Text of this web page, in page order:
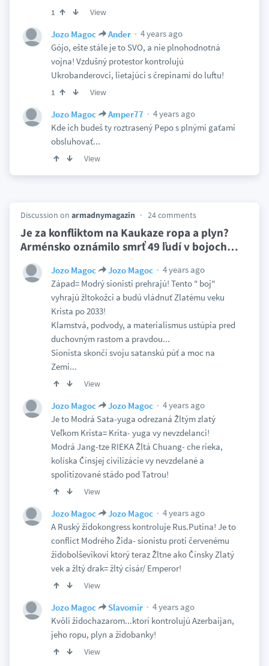
1 View
Jozo Magoc Ander
4 years ago
Gójo, ešte stále je to SVO, a nie plnohodnotná
vojna! Vzdušný protestor kontrolujú
Ukrobanderovci, lietajúci s črepinami do luftu!
1 View
Jozo Magoc Amper77
4 years ago
Kde ich budeš ty roztrasený Pepo s plnými gaťami
obsluhovať...
View
Discussion on armadnymagazin 24 comments
Je za konfliktom na Kaukaze ropa a plyn?
Arménsko oznámilo smrť 49 ľudí v bojoch…
Jozo Magoc Jozo Magoc
4 years ago
Západ= Modrý sionisti prehrajú! Tento " boj"
vyhrajú žltokožci a budú vládnuť Zlatému veku
Krista po 2033!
Klamstvá, podvody, a materialismus ustúpia pred
duchovným rastom a pravdou...
Sionista skončí svoju satanskú púť a moc na
Zemi...
View
Jozo Magoc Jozo Magoc
4 years ago
Je to Modrá Sata-yuga odrezaná Žltým zlatý
Veľkom Krista= Krita- yuga vy nevzdelanci!
Modrá Jang-tze RIEKA Žltá Chuang- che rieka,
kolíska Čínsjej civilizácie vy nevzdelané a
spolitizované stádo pod Tatrou!
View
Jozo Magoc Jozo Magoc
4 years ago
A Ruský židokongress kontroluje Rus.Putina! Je to
conflict Modrého Žida- sionistu proti červenému
židobolševikovi ktorý teraz Žltne ako Čínsky Zlatý
vek a žltý drak= žltý cisár/ Emperor!
View
Jozo Magoc Slavomir
4 years ago
Kvôli židochazarom...ktorí kontrolujú Azerbaijan,
jeho ropu, plyn a židobanky!
View